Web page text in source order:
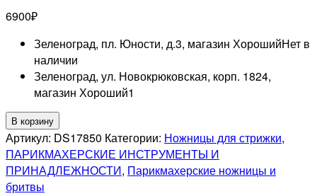
6900₽
Зеленоград, пл. Юности, д.3, магазин ХорошийНет в
наличии
Зеленоград, ул. Новокрюковская, корп. 1824,
магазин Хороший1
Количество
товара
Ножницы
прямые
5,0
В корзину
Артикул: DS17850 Категории: Ножницы для стрижки,
ПАРИКМАХЕРСКИЕ ИНСТРУМЕНТЫ И
ПРИНАДЛЕЖНОСТИ, Парикмахерские ножницы и
бритвы